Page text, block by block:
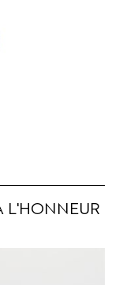
L'HONNEUR